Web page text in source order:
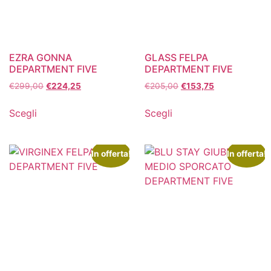
EZRA GONNA
DEPARTMENT FIVE
€299,00 €224,25
Scegli
GLASS FELPA
DEPARTMENT FIVE
€205,00 €153,75
Scegli
In offerta! In offerta!